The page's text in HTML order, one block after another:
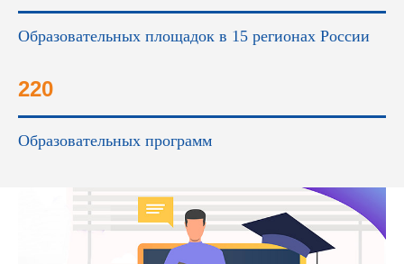
Образовательных площадок в 15 регионах России
220
Образовательных программ